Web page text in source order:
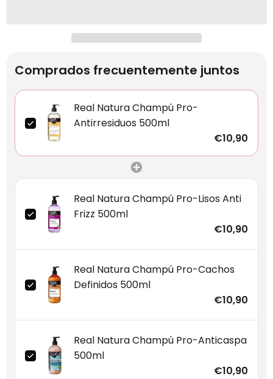
Comprados frecuentemente juntos
Real Natura Champú Pro-
Antirresiduos 500ml
€10,90
Real Natura Champú Pro-Lisos Anti
Frizz 500ml
€10,90
Real Natura Champú Pro-Cachos
Definidos 500ml
€10,90
Real Natura Champú Pro-Anticaspa
500ml
€10,90